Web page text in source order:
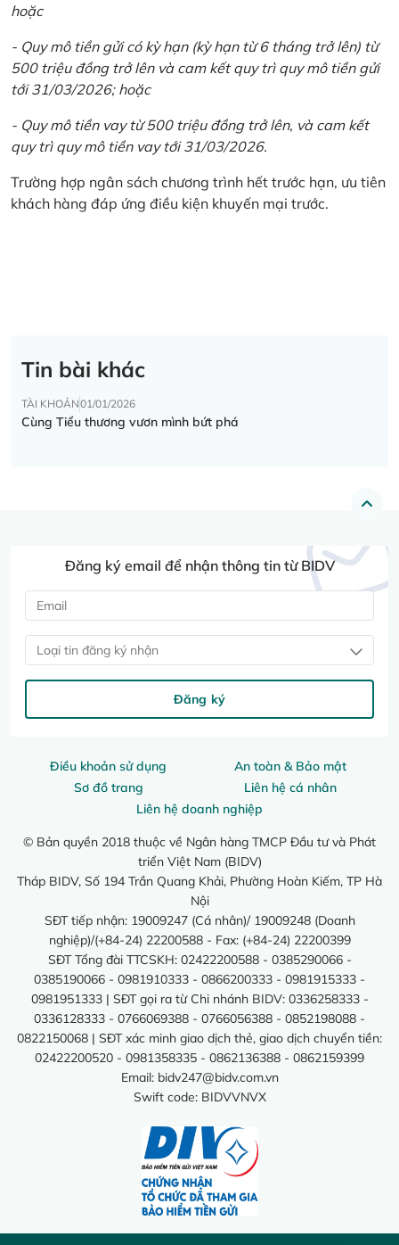
hoặc
- Quy mô tiền gửi có kỳ hạn (kỳ hạn từ 6 tháng trở lên) từ
500 triệu đồng trở lên và cam kết quy trì quy mô tiền gửi
tới 31/03/2026; hoặc
- Quy mô tiền vay từ 500 triệu đồng trở lên, và cam kết
quy trì quy mô tiền vay tới 31/03/2026.
Trường hợp ngân sách chương trình hết trước hạn, ưu tiên
khách hàng đáp ứng điều kiện khuyến mại trước.
Tin bài khác
TÀI KHOẢN01/01/2026
Cùng Tiểu thương vươn mình bứt phá
Điều khoản sử dụng
An toàn & Bảo mật
Sơ đồ trang
Liên hệ cá nhân
Liên hệ doanh nghiệp
© Bản quyền 2018 thuộc về Ngân hàng TMCP Đầu tư và Phát
triển Việt Nam (BIDV)
Tháp BIDV, Số 194 Trần Quang Khải, Phường Hoàn Kiếm, TP Hà
Nội
SĐT tiếp nhận: 19009247 (Cá nhân)/ 19009248 (Doanh
nghiệp)/(+84-24) 22200588 - Fax: (+84-24) 22200399
SĐT Tổng đài TTCSKH: 02422200588 - 0385290066 -
0385190066 - 0981910333 - 0866200333 - 0981915333 -
0981951333 | SĐT gọi ra từ Chi nhánh BIDV: 0336258333 -
0336128333 - 0766069388 - 0766056388 - 0852198088 -
0822150068 | SĐT xác minh giao dịch thẻ, giao dịch chuyển tiền:
02422200520 - 0981358335 - 0862136388 - 0862159399
Email: bidv247@bidv.com.vn
Swift code: BIDVVNVX
Đăng ký email để nhận thông tin từ BIDV
Loại tin đăng ký nhận
Đăng ký